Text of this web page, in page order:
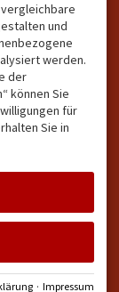
eine
bei
und
werden.
der
können Sie
für
Sie in
· Impressum